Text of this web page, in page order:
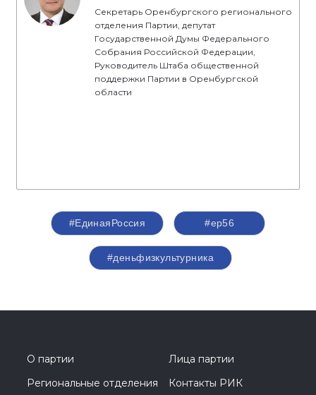
Секретарь Оренбургского регионального
отделения Партии, депутат
Государственной Думы Федерального
Собрания Российской Федерации,
Руководитель Штаба общественной
поддержки Партии в Оренбургской
области
#ЕдинаяРоссия #ер56
#деньфизкультурника
О партии
Лица партии
Региональные отделения
Контакты РИК